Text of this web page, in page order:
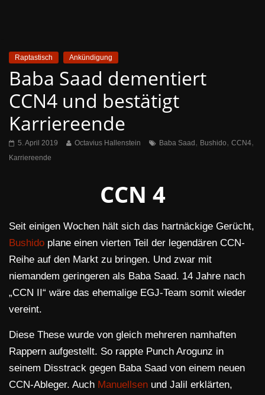
Raptastisch Ankündigung
Baba Saad dementiert
CCN4 und bestätigt
Karriereende
5. April 2019 Octavius Hallenstein Baba Saad , Bushido, CCN4,
Karriereende
CCN 4
Seit einigen Wochen hält sich das hartnäckige Gerücht,
Bushido plane einen vierten Teil der legendären CCN-
Reihe auf den Markt zu bringen. Und zwar mit
niemandem geringeren als Baba Saad. 14 Jahre nach
„CCN II“ wäre das ehemalige EGJ-Team somit wieder
vereint.
Diese These wurde von gleich mehreren namhaften
Rappern aufgestellt. So rappte Punch Arogunz in
seinem Disstrack gegen Baba Saad von einem neuen
CCN-Ableger. Auch Manuellsen und Jalil erklärten,